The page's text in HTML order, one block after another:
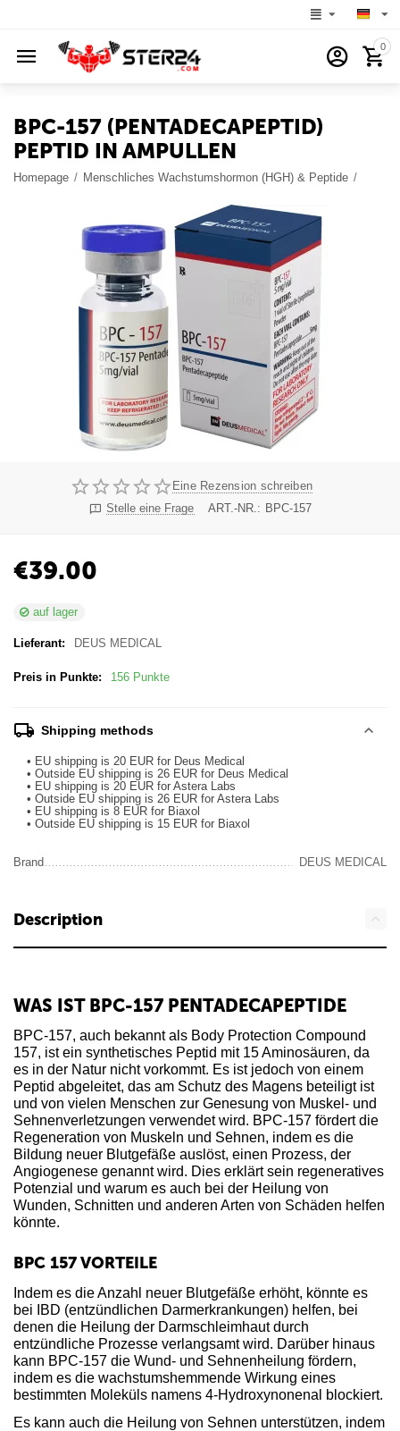
0
BPC-157 (PENTADECAPEPTID)
PEPTID IN AMPULLEN
Homepage / Menschliches Wachstumshormon (HGH) & Peptide /
Eine Rezension schreiben
Stelle eine Frage
ART.-NR.: BPC-157
€39.00
auf lager
Lieferant: DEUS MEDICAL
Preis in Punkte: 156 Punkte
Shipping methods
• EU shipping is 20 EUR for Deus Medical
• Outside EU shipping is 26 EUR for Deus Medical
• EU shipping is 20 EUR for Astera Labs
• Outside EU shipping is 26 EUR for Astera Labs
• EU shipping is 8 EUR for Biaxol
• Outside EU shipping is 15 EUR for Biaxol
Brand DEUS MEDICAL
Description
WAS IST BPC-157 PENTADECAPEPTIDE
BPC-157, auch bekannt als Body Protection Compound
157, ist ein synthetisches Peptid mit 15 Aminosäuren, da
es in der Natur nicht vorkommt. Es ist jedoch von einem
Peptid abgeleitet, das am Schutz des Magens beteiligt ist
und von vielen Menschen zur Genesung von Muskel- und
Sehnenverletzungen verwendet wird. BPC-157 fördert die
Regeneration von Muskeln und Sehnen, indem es die
Bildung neuer Blutgefäße auslöst, einen Prozess, der
Angiogenese genannt wird. Dies erklärt sein regeneratives
Potenzial und warum es auch bei der Heilung von
Wunden, Schnitten und anderen Arten von Schäden helfen
könnte.
BPC 157 VORTEILE
Indem es die Anzahl neuer Blutgefäße erhöht, könnte es
bei IBD (entzündlichen Darmerkrankungen) helfen, bei
denen die Heilung der Darmschleimhaut durch
entzündliche Prozesse verlangsamt wird. Darüber hinaus
kann BPC-157 die Wund- und Sehnenheilung fördern,
indem es die wachstumshemmende Wirkung eines
bestimmten Moleküls namens 4-Hydroxynonenal blockiert.
Es kann auch die Heilung von Sehnen unterstützen, indem